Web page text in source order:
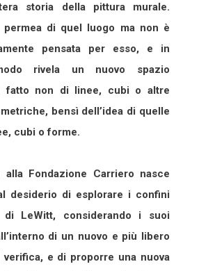
storia della pittura murale.
permea di quel luogo ma non è
pensata per esso, e in
rivela un nuovo spazio
fatto non di linee, cubi o altre
bensì dell’idea di quelle
cubi o forme.
alla Fondazione Carriero nasce
desiderio di esplorare i confini
di LeWitt, considerando i suoi
di un nuovo e più libero
verifica, e di proporre una nuova